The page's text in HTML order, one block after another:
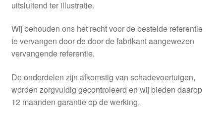
uitsluitend ter illustratie.
Wij behouden ons het recht voor de bestelde referentie
te vervangen door de door de fabrikant aangewezen
vervangende referentie.
De onderdelen zijn afkomstig van schadevoertuigen,
worden zorgvuldig gecontroleerd en wij bieden daarop
12 maanden garantie op de werking.